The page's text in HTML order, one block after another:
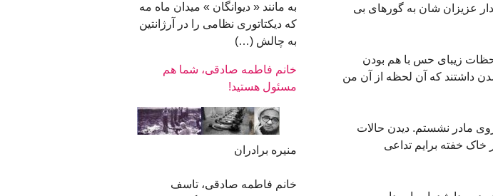
عزیزان شان به گورهای بی
زیبای حس با هم بودن
داشتند که آن لحظه از آن من
مادر نشستم. دیدن حالات
خفته برایم تداعی
به مانند « دیوانگان » میدان ماه مه
که دیکتاتوری نظامی را در آرژانتین
به چالش (…)
خانم فاطمه صادقی، شما هم
مسئول هستید!
منیره برادران
خانم فاطمه صادقی، تاسف